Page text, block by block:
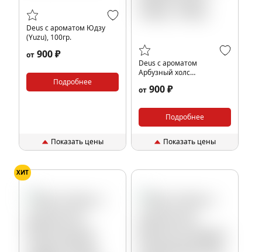
Deus с ароматом Юдзу
(Yuzu), 100гр.
от 900 ₽
Подробнее
Показать цены
Deus с ароматом
Арбузный холс
от 900 ₽
Подробнее
Показать цены
ХИТ